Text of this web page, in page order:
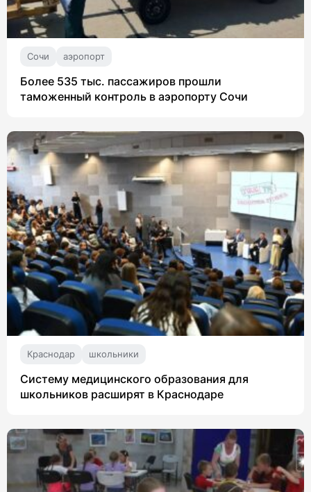
Сочи аэропорт
Более 535 тыс. пассажиров прошли
таможенный контроль в аэропорту Сочи
Краснодар школьники
Систему медицинского образования для
школьников расширят в Краснодаре